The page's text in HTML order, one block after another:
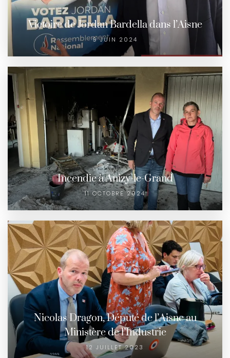
Victoire de Jordan Bardella dans l’Aisne
9 JUIN 2024
Incendie à Anizy-le-Grand
11 OCTOBRE 2024
Nicolas Dragon, Député de l’Aisne au
Ministère de l’Industrie
12 JUILLET 2023